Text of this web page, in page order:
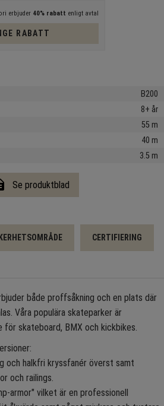
erbjuder 40% rabatt enligt avtal
RABATT
B200
8+ år
55 m
40 m
3.5 m
Se produktblad
CERTIFIERING
både proffsåkning och en plats där
Våra populära skateparker är
för skateboard, BMX och kickbikes.
och halkfri kryssfanér överst samt
och railings.
armor" vilket är en professionell